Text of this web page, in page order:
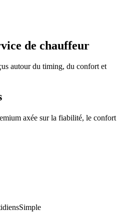
de chauffeur
autour du timing, du confort et
axée sur la fiabilité, le confort
Simple